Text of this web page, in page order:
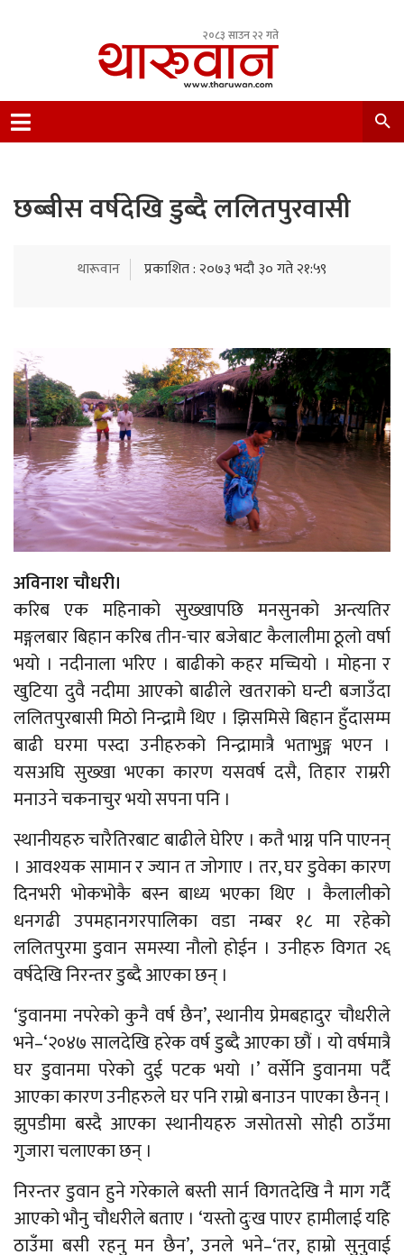
२०८३ साउन २२ गते
Nepal.
छब्बीस वर्षदेखि डुब्दै ललितपुरवासी
थारूवान प्रकाशित : २०७३ भदौ ३० गते २१:५९
अविनाश चौधरी।
करिब एक महिनाको सुख्खापछि मनसुनको अन्त्यतिर
मङ्गलबार बिहान करिब तीन-चार बजेबाट कैलालीमा ठूलो वर्षा
भयो । नदीनाला भरिए । बाढीको कहर मच्चियो । मोहना र
खुटिया दुवै नदीमा आएको बाढीले खतराको घन्टी बजाउँदा
ललितपुरबासी मिठो निन्द्रामै थिए । झिसमिसे बिहान हुँदासम्म
बाढी घरमा पस्दा उनीहरुको निन्द्रामात्रै भताभुङ्ग भएन ।
यसअघि सुख्खा भएका कारण यसवर्ष दसै, तिहार राम्ररी
मनाउने चकनाचुर भयो सपना पनि ।
स्थानीयहरु चारैतिरबाट बाढीले घेरिए । कतै भाग्न पनि पाएनन्
। आवश्यक सामान र ज्यान त जोगाए । तर, घर डुवेका कारण
दिनभरी भोकभोकै बस्न बाध्य भएका थिए । कैलालीको
धनगढी उपमहानगरपालिका वडा नम्बर १८ मा रहेको
ललितपुरमा डुवान समस्या नौलो होईन । उनीहरु विगत २६
वर्षदेखि निरन्तर डुब्दै आएका छन् ।
‘डुवानमा नपरेको कुनै वर्ष छैन’, स्थानीय प्रेमबहादुर चौधरीले
भने–‘२०४७ सालदेखि हरेक वर्ष डुब्दै आएका छौं । यो वर्षमात्रै
घर डुवानमा परेको दुई पटक भयो ।’ वर्सेनि डुवानमा पर्दै
आएका कारण उनीहरुले घर पनि राम्रो बनाउन पाएका छैनन् ।
झुपडीमा बस्दै आएका स्थानीयहरु जसोतसो सोही ठाउँमा
गुजारा चलाएका छन् ।
निरन्तर डुवान हुने गरेकाले बस्ती सार्न विगतदेखि नै माग गर्दै
आएको भौनु चौधरीले बताए । ‘यस्तो दुःख पाएर हामीलाई यहि
ठाउँमा बसी रहनु मन छैन’, उनले भने–‘तर, हाम्रो सुनुवाई